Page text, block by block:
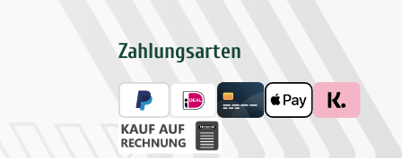
Zahlungsarten